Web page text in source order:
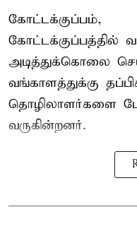
கோட்டக்குப்பம்,
கோட்டக்குப்பத்தில்
அடித்துக்கொலை
வங்காளத்துக்கு
தொழிலாளர்களை
வருகின்றனர்.